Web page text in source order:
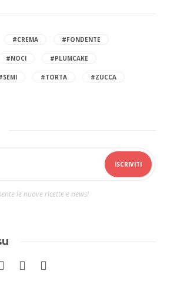
#CREMA #FONDENTE
#NOCI #PLUMCAKE
#TORTA #ZUCCA
le nuove ricette e news!